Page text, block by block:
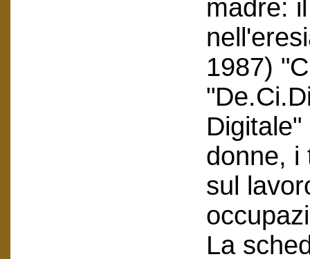
madre:
1987)
donne, i
sul
La